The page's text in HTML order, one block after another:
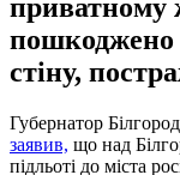
приватному
пошкоджено
стіну,
Губернатор
заявив, що над
підльоті до міста